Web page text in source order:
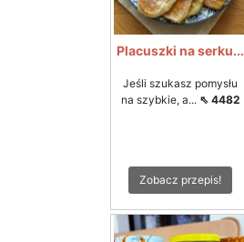
Placuszki na serku...
Jeśli szukasz pomysłu
na szybkie, a... ⇖ 4482
Zobacz przepis!